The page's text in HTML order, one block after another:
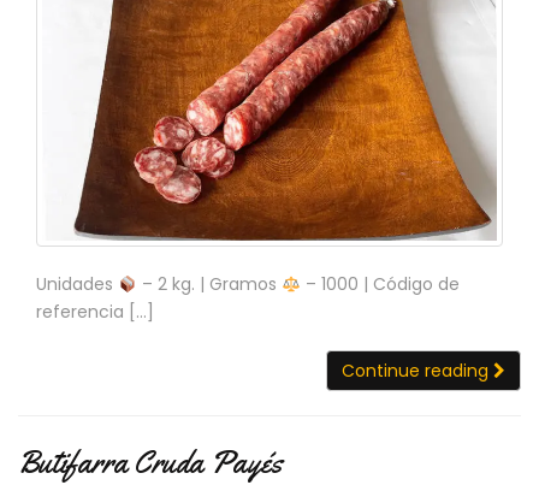
Unidades – 2 kg. | Gramos
– 1000 | Código de
referencia […]
Continue reading
Butifarra Cruda Payés